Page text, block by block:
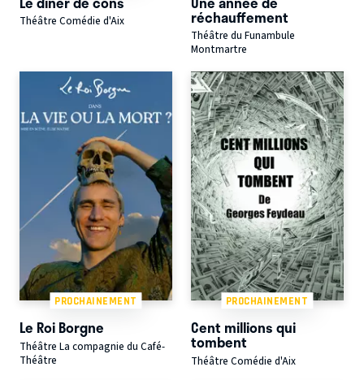
Théâtre Comédie d'Aix réchauffement
Théâtre du Funambule
Montmartre
PROCHAINEMENT
Le Roi Borgne
Théâtre La compagnie du Café-
Théâtre
PROCHAINEMENT
Cent millions qui
tombent
Théâtre Comédie d'Aix